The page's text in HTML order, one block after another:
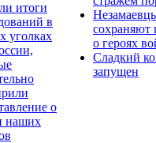
итоги
в
уголках
о
наших
сохраняют
о героях
Сладкий
запущен